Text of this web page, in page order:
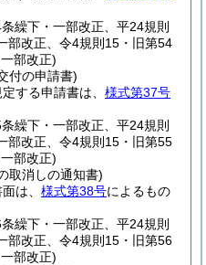
繰下・一部改正、平24規則
部改正、令4規則15・旧第54
部改正)
付の申請書)
する申請書は、 様式第37号
繰下・一部改正、平24規則
部改正、令4規則15・旧第55
部改正)
取消しの通知書)
は、 様式第38号によるもの
繰下・一部改正、平24規則
部改正、令4規則15・旧第56
部改正)